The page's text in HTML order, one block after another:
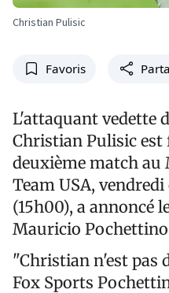
Christian Pulisic
Favoris
L'attaquant vedette
Christian Pulisic
deuxième match au
Team USA,
(15h00), a annoncé
Mauricio
"Christian n'est pas
Fox Sports